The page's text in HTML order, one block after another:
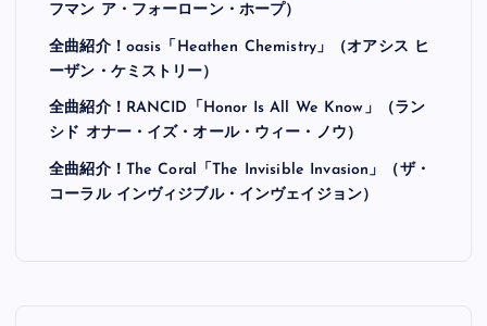
フマン ア・フォーローン・ホープ）
全曲紹介！oasis「Heathen Chemistry」（オアシス ヒ
ーザン・ケミストリー）
全曲紹介！RANCID「Honor Is All We Know」（ラン
シド オナー・イズ・オール・ウィー・ノウ）
全曲紹介！The Coral「The Invisible Invasion」（ザ・
コーラル インヴィジブル・インヴェイジョン）